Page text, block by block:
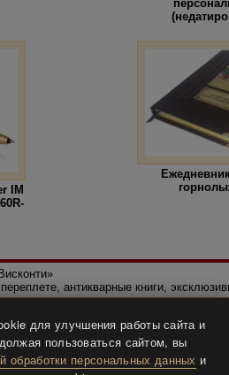
IM
антикварные книги,
.
для улучшения работы сайта и
пользоваться сайтом, вы
обработки персональных данных и